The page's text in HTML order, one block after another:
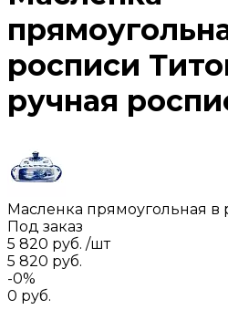
росписи
ручная
Масленка прямоугольная в
Под заказ
5 820 руб. /шт
5 820 руб.
-0%
0 руб.